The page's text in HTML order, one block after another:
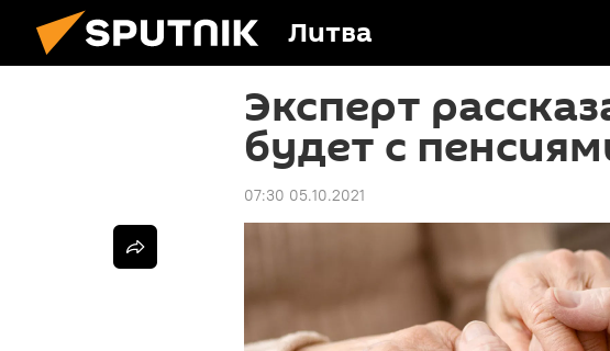
Литва
Эксперт
будет с
07:30 05.10.2021